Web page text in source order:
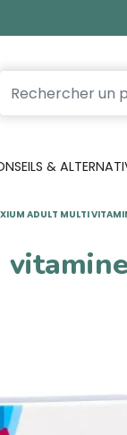
&
ADULT MULTI